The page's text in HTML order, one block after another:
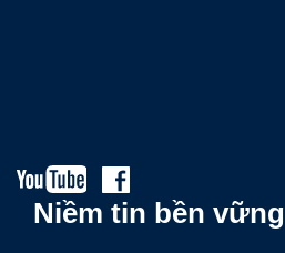
Niềm tin bền vững